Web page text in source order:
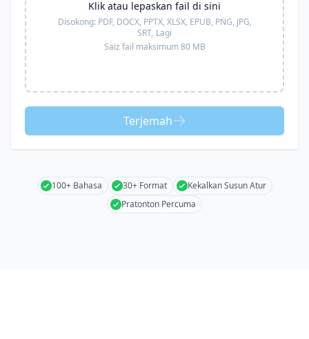
Klik atau lepaskan fail di sini
Disokong: PDF, DOCX, PPTX, XLSX, EPUB, PNG, JPG,
SRT, Lagi
Saiz fail maksimum 80 MB
Terjemah
100+ Bahasa 30+ Format
Kekalkan Susun Atur
Pratonton Percuma